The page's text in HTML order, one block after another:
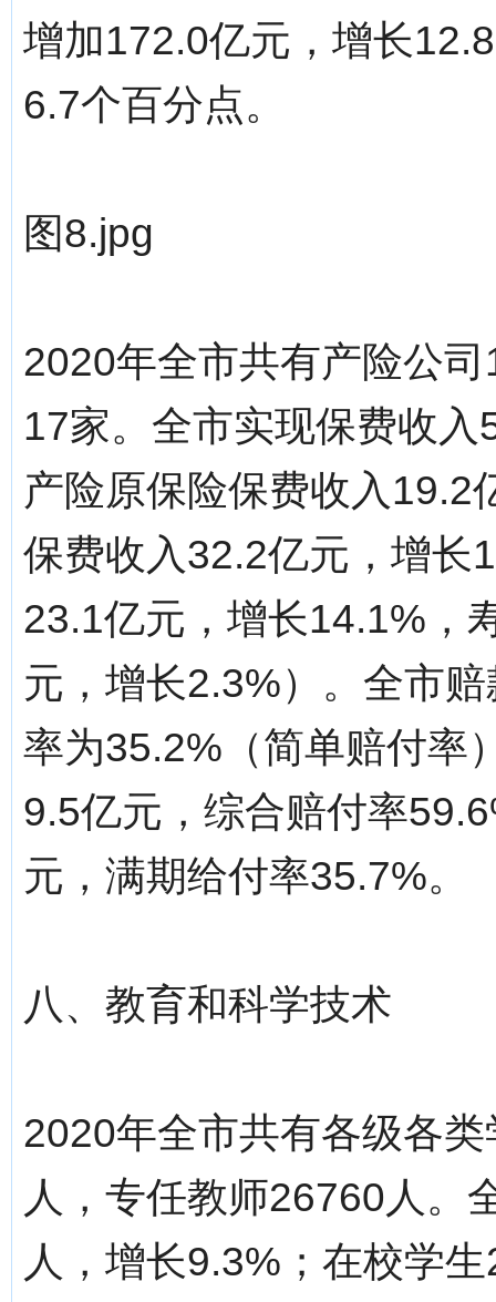
增加172.0亿元，增长
6.7个百分点。
图8.jpg
2020年全市共有产险公
17家。全市实现保费收
产险原保险保费收入19.2
保费收入32.2亿元，增长
23.1亿元，增长14.1%，
元，增长2.3%）。全市
率为35.2%（简单赔付率
9.5亿元，综合赔付率
元，满期给付率35.7%。
八、教育和科学技术
2020年全市共有各级各
人，专任教师26760人。
人，增长9.3%；在校学